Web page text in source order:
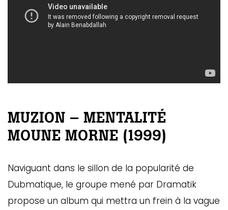
MUZION – MENTALITÉ
MOUNE MORNE (1999)
Naviguant dans le sillon de la popularité de
Dubmatique, le groupe mené par Dramatik
propose un album qui mettra un frein à la vague